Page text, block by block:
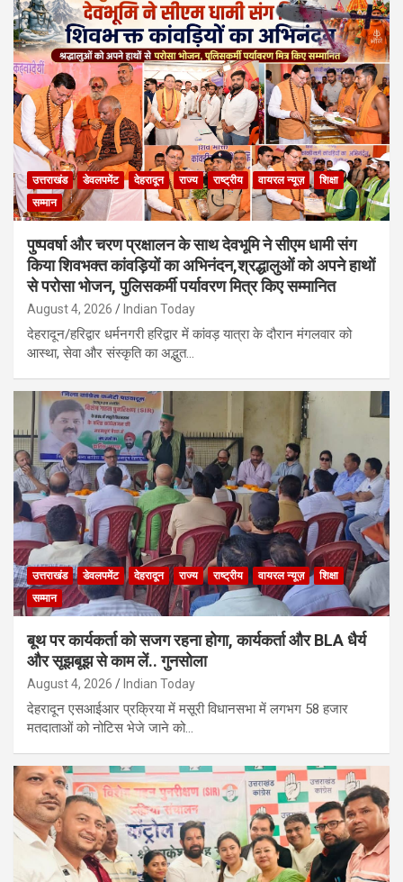
उत्तराखंड डेवलपमेंट देहरादून राज्य राष्ट्रीय वायरल न्यूज़
शिक्षा
सम्मान
पुष्पवर्षा और चरण प्रक्षालन के साथ देवभूमि ने सीएम धामी संग
किया शिवभक्त कांवड़ियों का अभिनंदन,श्रद्धालुओं को अपने हाथों
से परोसा भोजन, पुलिसकर्मी पर्यावरण मित्र किए सम्मानित
August 4, 2026 Indian Today
देहरादून/हरिद्वार धर्मनगरी हरिद्वार में कांवड़ यात्रा के दौरान मंगलवार को
आस्था, सेवा और संस्कृति का अद्भुत…
उत्तराखंड डेवलपमेंट देहरादून राज्य राष्ट्रीय वायरल न्यूज़
शिक्षा
सम्मान
बूथ पर कार्यकर्ता को सजग रहना होगा, कार्यकर्ता और BLA धैर्य
और सूझबूझ से काम लें.. गुनसोला
August 4, 2026 Indian Today
देहरादून एसआईआर प्रक्रिया में मसूरी विधानसभा में लगभग 58 हजार
मतदाताओं को नोटिस भेजे जाने को…